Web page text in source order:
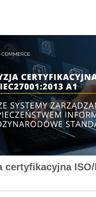
certyfikacyjna ISO/